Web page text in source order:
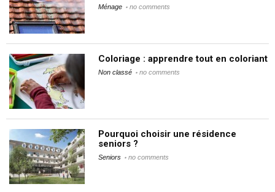
Ménage no comments
Coloriage : apprendre tout en coloriant
Non classé no comments
Pourquoi choisir une résidence
seniors ?
Seniors no comments